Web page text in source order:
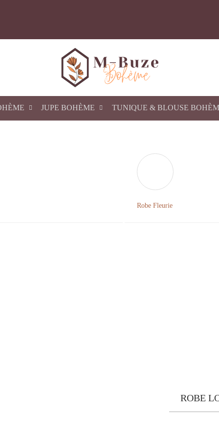
JUPE BOHÈME TUNIQUE & BLOUSE
Robe Fleurie
ROBE